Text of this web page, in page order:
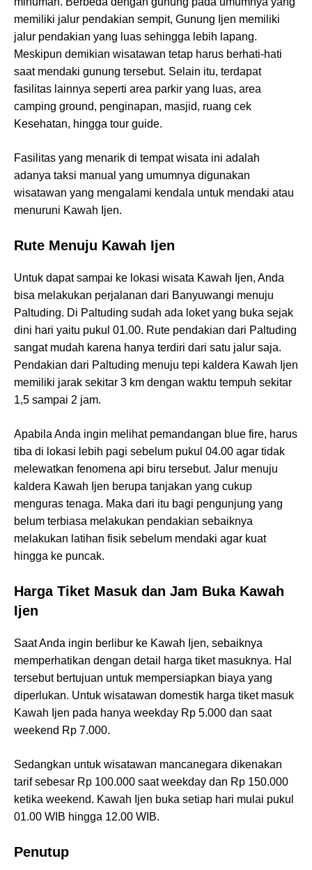
memiliki jalur pendakian sempit, Gunung Ijen memiliki
jalur pendakian yang luas sehingga lebih lapang.
Meskipun demikian wisatawan tetap harus berhati-hati
saat mendaki gunung tersebut. Selain itu, terdapat
fasilitas lainnya seperti area parkir yang luas, area
camping ground, penginapan, masjid, ruang cek
Kesehatan, hingga tour guide.
Fasilitas yang menarik di tempat wisata ini adalah
adanya taksi manual yang umumnya digunakan
wisatawan yang mengalami kendala untuk mendaki atau
menuruni Kawah Ijen.
Rute Menuju Kawah Ijen
Untuk dapat sampai ke lokasi wisata Kawah Ijen, Anda
bisa melakukan perjalanan dari Banyuwangi menuju
Paltuding. Di Paltuding sudah ada loket yang buka sejak
dini hari yaitu pukul 01.00. Rute pendakian dari Paltuding
sangat mudah karena hanya terdiri dari satu jalur saja.
Pendakian dari Paltuding menuju tepi kaldera Kawah Ijen
memiliki jarak sekitar 3 km dengan waktu tempuh sekitar
1,5 sampai 2 jam.
Apabila Anda ingin melihat pemandangan blue fire, harus
tiba di lokasi lebih pagi sebelum pukul 04.00 agar tidak
melewatkan fenomena api biru tersebut. Jalur menuju
kaldera Kawah Ijen berupa tanjakan yang cukup
menguras tenaga. Maka dari itu bagi pengunjung yang
belum terbiasa melakukan pendakian sebaiknya
melakukan latihan fisik sebelum mendaki agar kuat
hingga ke puncak.
Harga Tiket Masuk dan Jam Buka Kawah
Ijen
Saat Anda ingin berlibur ke Kawah Ijen, sebaiknya
memperhatikan dengan detail harga tiket masuknya. Hal
tersebut bertujuan untuk mempersiapkan biaya yang
diperlukan. Untuk wisatawan domestik harga tiket masuk
Kawah Ijen pada hanya weekday Rp 5.000 dan saat
weekend Rp 7.000.
Sedangkan untuk wisatawan mancanegara dikenakan
tarif sebesar Rp 100.000 saat weekday dan Rp 150.000
ketika weekend. Kawah Ijen buka setiap hari mulai pukul
01.00 WIB hingga 12.00 WIB.
Penutup